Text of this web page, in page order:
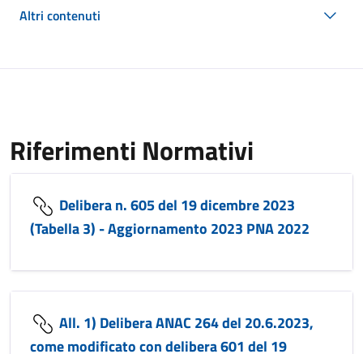
Altri contenuti
Riferimenti Normativi
Delibera n. 605 del 19 dicembre 2023
(Tabella 3) - Aggiornamento 2023 PNA 2022
All. 1) Delibera ANAC 264 del 20.6.2023,
come modificato con delibera 601 del 19